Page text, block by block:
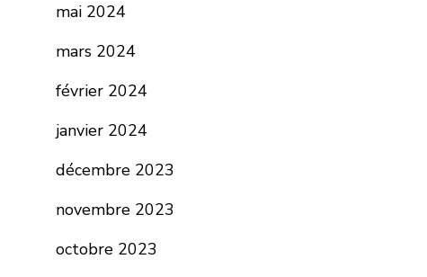
mai 2024
mars 2024
février 2024
janvier 2024
décembre 2023
novembre 2023
octobre 2023